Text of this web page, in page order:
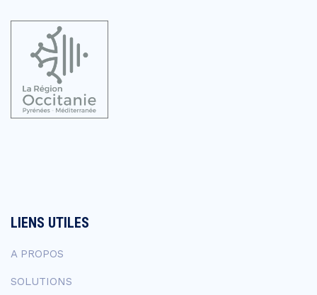
LIENS UTILES
A PROPOS
SOLUTIONS